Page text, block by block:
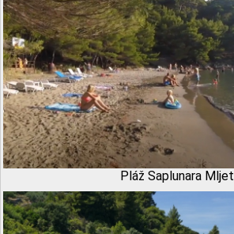
Pláž Saplunara Mljet